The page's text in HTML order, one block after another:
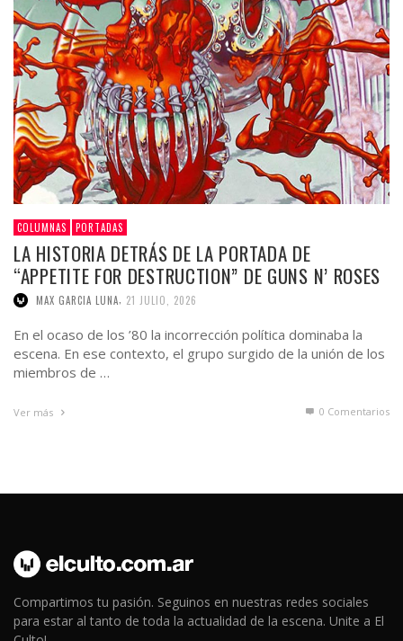
COLUMNAS PORTADAS
LA HISTORIA DETRÁS DE LA PORTADA DE
“APPETITE FOR DESTRUCTION” DE GUNS N’ ROSES
MAX GARCIA LUNA, 21 JULIO, 2026
En el ocaso de los ’80 la incorrección política dominaba la
escena. En ese contexto, el grupo surgido de la unión de los
miembros de …
Ver más 0 Comentarios
Compartimos tu pasión. Seguinos en nuestras redes sociales
para estar al tanto de toda la actualidad de la escena. Unite a El